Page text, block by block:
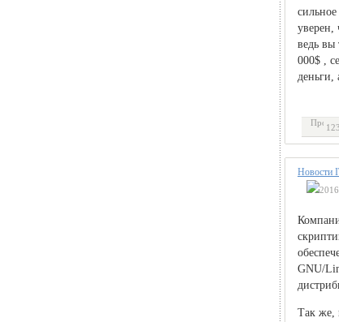
уверен,
ведь вы
000$ ,
деньги,
Новости
GNU/
Так же,